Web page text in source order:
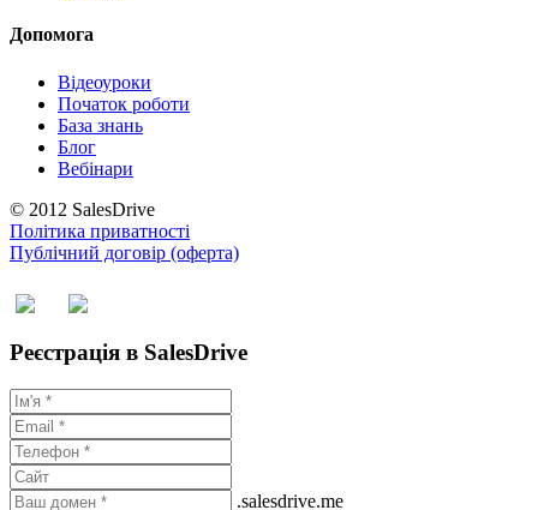
Допомога
Відеоуроки
Початок роботи
База знань
Блог
Вебінари
© 2012 SalesDrive
Політика приватності
Публічний договір (оферта)
Реєстрація в SalesDrive
.salesdrive.me